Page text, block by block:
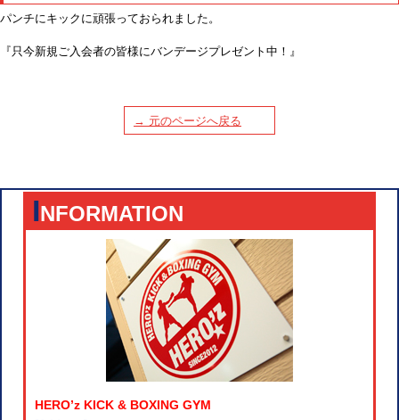
パンチにキックに頑張っておられました。
『只今新規ご入会者の皆様にバンデージプレゼント中！』
→ 元のページへ戻る
INFORMATION
HERO’z KICK & BOXING GYM